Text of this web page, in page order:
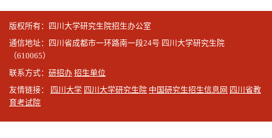
版权所有：四川大学研究生院招生办公室
通信地址：四川省成都市一环路南一段24号 四川大学研究生院
（610065）
联系方式： 研招办 招生单位
友情链接：
四川大学 四川大学研究生院 中国研究生招生信息网 四川省教
育考试院